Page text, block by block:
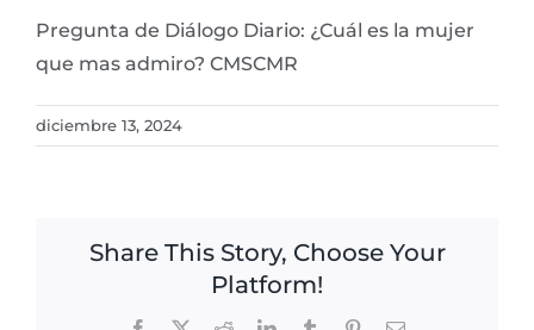
Pregunta de Diálogo Diario: ¿Cuál es la mujer
que mas admiro? CMSCMR
diciembre 13, 2024
Share This Story, Choose Your
Platform!